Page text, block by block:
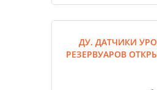
ДУ. ДАТЧИКИ
РЕЗЕРВУАРОВ